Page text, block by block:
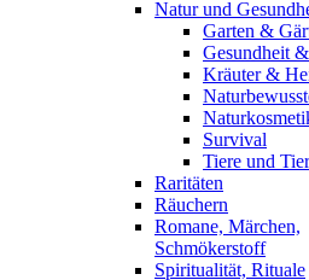
Natur und
Garten &
Gesundheit
Kräuter &
Survival
Tiere und
Raritäten
Räuchern
Romane, Märchen,
Schmökerstoff
Spiritualität, Rituale